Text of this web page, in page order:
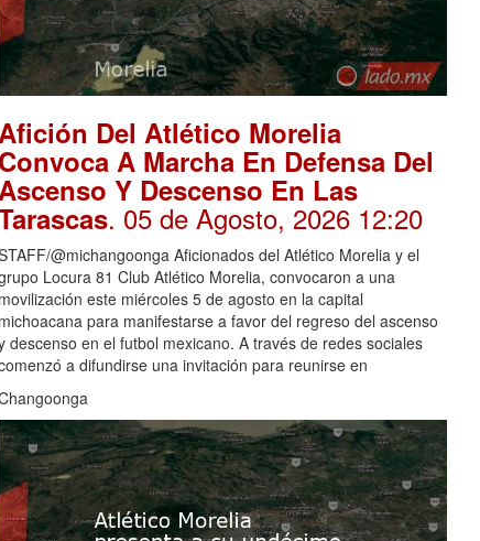
Del Atlético Morelia
Convoca A Marcha En Defensa Del
Y Descenso En Las
. 05 de Agosto, 2026 12:20
@michangoonga Aficionados del Atlético Morelia y el
Locura 81 Club Atlético Morelia, convocaron a una
movilización este miércoles 5 de agosto en la capital
michoacana para manifestarse a favor del regreso del ascenso
descenso en el futbol mexicano. A través de redes sociales
a difundirse una invitación para reunirse en